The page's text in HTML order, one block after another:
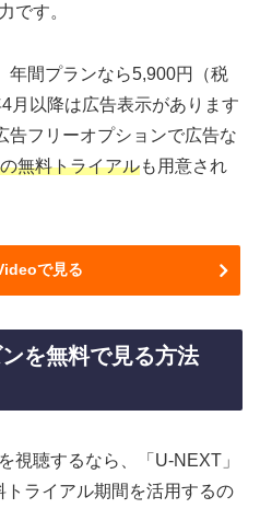
です。
年間プランなら5,900円（税
月以降は広告表示があります
告フリーオプションで広告な
無料トライアルも用意され
で見る
を無料で見る方法
視聴するなら、「U-NEXT」
トライアル期間を活用するの